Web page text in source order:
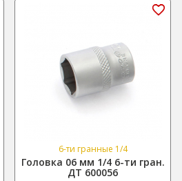
6-ти гранные 1/4
Головка 06 мм 1/4 6-ти гран.
ДТ 600056